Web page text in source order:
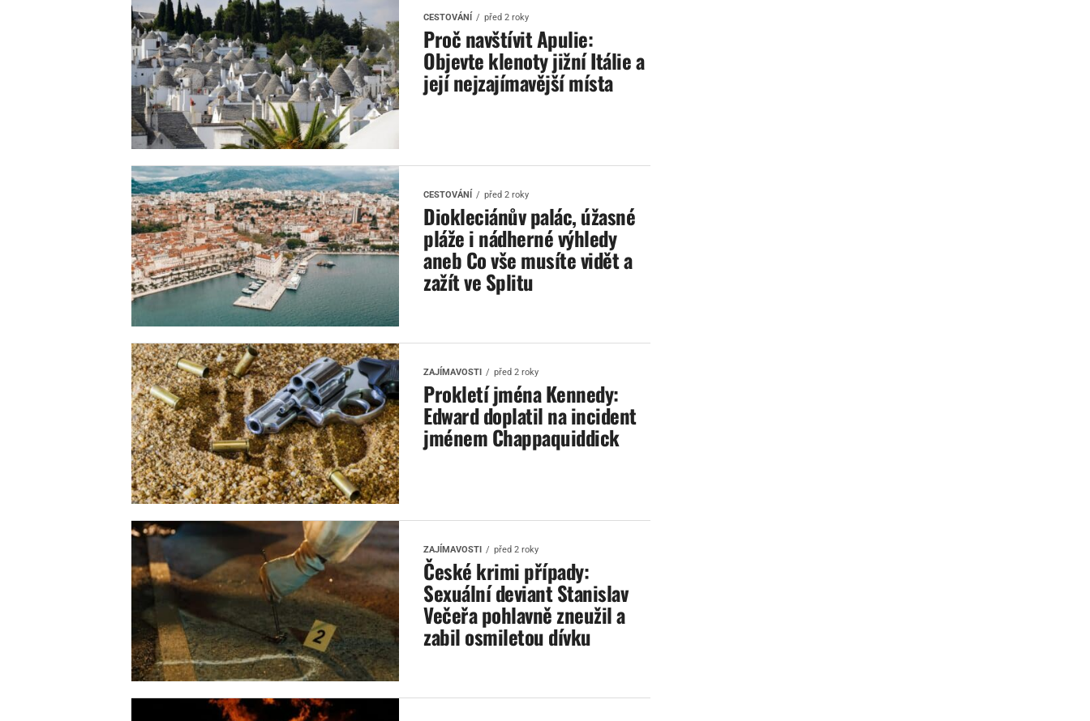
CESTOVÁNÍ před 2 roky
Proč navštívit Apulie:
Objevte klenoty jižní Itálie a
její nejzajímavější místa
CESTOVÁNÍ před 2 roky
Diokleciánův palác, úžasné
pláže i nádherné výhledy
aneb Co vše musíte vidět a
zažít ve Splitu
ZAJÍMAVOSTI před 2 roky
Prokletí jména Kennedy:
Edward doplatil na incident
jménem Chappaquiddick
ZAJÍMAVOSTI před 2 roky
České krimi případy:
Sexuální deviant Stanislav
Večeřa pohlavně zneužil a
zabil osmiletou dívku